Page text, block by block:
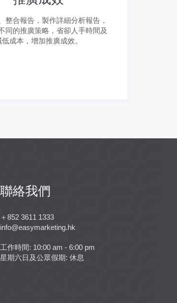
整合報告，製作詳細分析報告，
同的推廣策略，省卻人手時間及
低成本，增加推廣成效。
聯絡我們
＋852 3611 1333
info@easymarketing.hk
工作時間: 10:00 am - 6:00 pm
星期六日及公眾假期: 休息